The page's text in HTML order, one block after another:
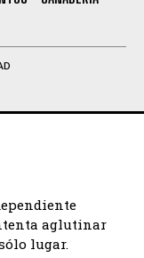
aglutinar
lugar.